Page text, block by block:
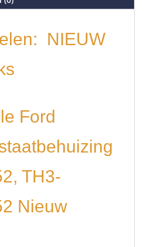
NIEUW
Ford
TH3-
Nieuw